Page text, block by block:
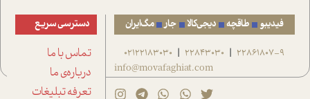
فیدیبو طاقچه دیجی‌کالا جار مگ‌ایران
22861807-9
|
22843030
|
02122183030
info@movafaghiat.com
دسترسی سریع
تماس با ما
درباره‌ی ما
تعرفه تبلیغات